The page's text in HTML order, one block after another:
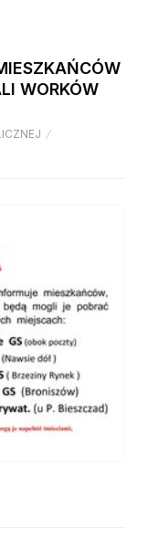
WORKÓW
/